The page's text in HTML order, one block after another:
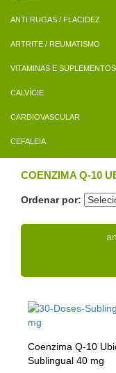
ANTI RUGAS / FLACIDEZ
ARTRITE / REUMATISMO
VITAMINAS E SUPLEMENTOS
CALVÍCIE
CARDIOVASCULAR
CEFALEIA
COENZIMA Q-10
Ordenar por:
Coenzima Q-10
Sublingual 40 mg